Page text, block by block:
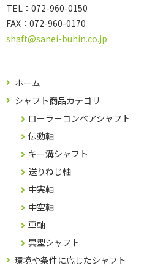
TEL： 072-960-0150
FAX： 072-960-0170
shaft@sanei-buhin.co.jp
ホーム
シャフト商品カテゴリ
ローラーコンベアシャフト
伝動軸
キー溝シャフト
送りねじ軸
中実軸
中空軸
車軸
異型シャフト
環境や条件に応じたシャフト